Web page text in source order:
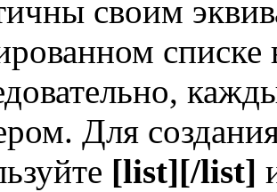
своим
списке
Для
[list][/list]